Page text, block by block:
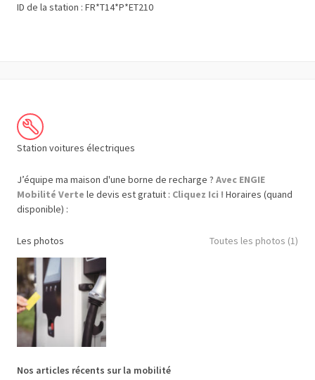
ID de la station : FR*T14*P*ET210
Station voitures électriques
J’équipe ma maison d'une borne de recharge ? Avec ENGIE
Mobilité Verte le devis est gratuit : Cliquez Ici ! Horaires (quand
disponible) :
Les photos Toutes les photos (1)
Nos articles récents sur la mobilité